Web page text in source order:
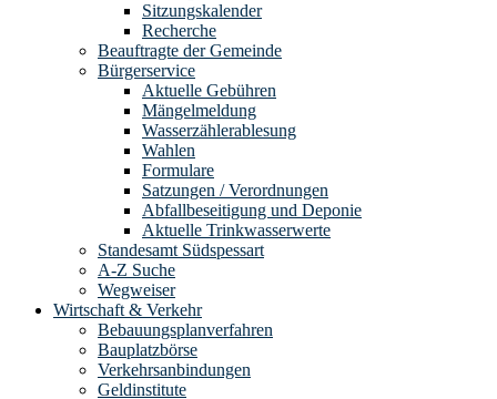
Sitzungskalender
Recherche
Beauftragte der Gemeinde
Bürgerservice
Aktuelle Gebühren
Mängelmeldung
Wasserzählerablesung
Wahlen
Formulare
Satzungen / Verordnungen
Abfallbeseitigung und Deponie
Aktuelle Trinkwasserwerte
Standesamt Südspessart
A-Z Suche
Wegweiser
Wirtschaft & Verkehr
Bebauungsplanverfahren
Bauplatzbörse
Verkehrsanbindungen
Geldinstitute